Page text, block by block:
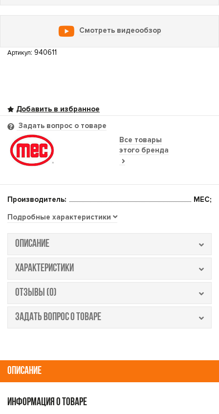
Смотреть видеообзор
Артикул: 940611
Все товары
этого бренда
Задать вопрос о товаре
Производитель:
MEC;
Подробные характеристики
ОПИСАНИЕ
ХАРАКТЕРИСТИКИ
ОТЗЫВЫ (0)
ЗАДАТЬ ВОПРОС О ТОВАРЕ
ОПИСАНИЕ
ИНФОРМАЦИЯ О ТОВАРЕ